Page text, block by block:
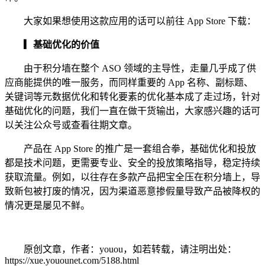
大家如果想使用这款应用的话可以前往 App Store 下载：
▎基础优化的价值
由于积分墙在整个 ASO 领域的主导性，走量几乎成了供
应商能提供的唯一服务，而同样重要的 App 名称、副标题、
关键词等元数据优化和转化要素的优化基本成了走过场，针对
基础优化的问题，我们一直在做干货输出，大家感兴趣的话可
以关注公众号或查看往期文章。
产品在 App Store 的推广是一套组合拳，基础优化和投放
都是技术问题，更需要专业、安全的投放策略指导，稳定持续
获取流量。例如，以往存在多款产品把宝全压在积分墙上，导
致新包被打废的情况，因为渠道恶意掺假量导致产品被降权的
情况更是屡见不鲜。
原创文章，作者：youou，如若转载，请注明出处：
https://xue.youounet.com/5188.html